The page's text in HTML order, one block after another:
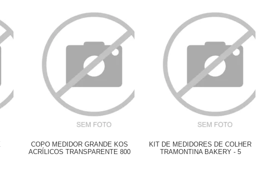
COPO MEDIDOR GRANDE KOS
ACRÍLICOS TRANSPARENTE 800
KIT DE MEDIDORES DE COLHER
TRAMONTINA BAKERY - 5